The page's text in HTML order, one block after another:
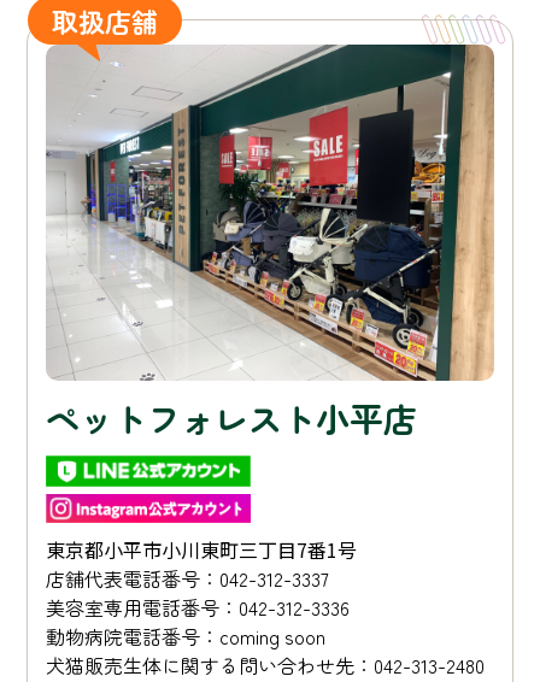
取扱店舗
ペットフォレスト小平店
東京都小平市小川東町三丁目7番1号
店舗代表電話番号：042-312-3337
美容室専用電話番号：042-312-3336
動物病院電話番号：coming soon
犬猫販売生体に関する問い合わせ先：042-313-2480